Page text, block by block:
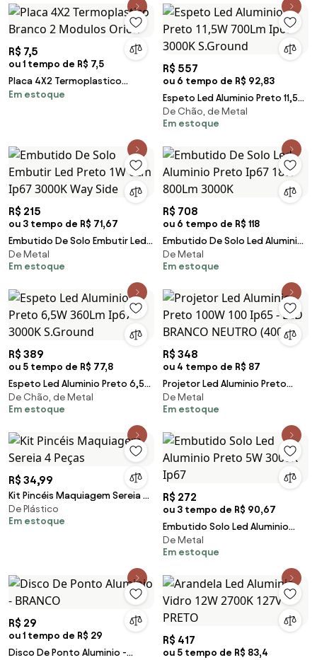
R$ 7,5
ou 1 tempo de R$ 7,5
Placa 4X2 Termoplastico
Branco 2 Modulos Orion
Em estoque
R$ 557
ou 6 tempo de R$ 92,83
Espeto Led Aluminio Preto 11,5W
700Lm Ip67 3000K S.Ground
De Chão, de Metal
Em estoque
R$ 215
ou 3 tempo de R$ 71,67
Embutido De Solo Embutir Led
Preto 1W 6Lm Ip67 3000K Way
Side
De Metal
Em estoque
R$ 708
ou 6 tempo de R$ 118
Embutido De Solo Led Aluminio
Preto Ip67 18W 800Lm 3000K
De Metal
Em estoque
R$ 389
ou 5 tempo de R$ 77,8
Espeto Led Aluminio Preto 6,5W
360Lm Ip67 3000K S.Ground
De Chão, de Metal
Em estoque
R$ 348
ou 4 tempo de R$ 87
Projetor Led Aluminio Preto
100W 100 Ip65 - LED BRANCO
NEUTRO (4000K)
De Metal
Em estoque
R$ 34,99
Kit Pincéis Maquiagem Sereia 4
Peças
De Plástico
Em estoque
R$ 272
ou 3 tempo de R$ 90,67
Embutido Solo Led Aluminio
Preto 5W 3000K Ip67
De Metal
Em estoque
R$ 29
ou 1 tempo de R$ 29
Disco De Ponto Aluminio -
R$ 417
ou 5 tempo de R$ 83,4